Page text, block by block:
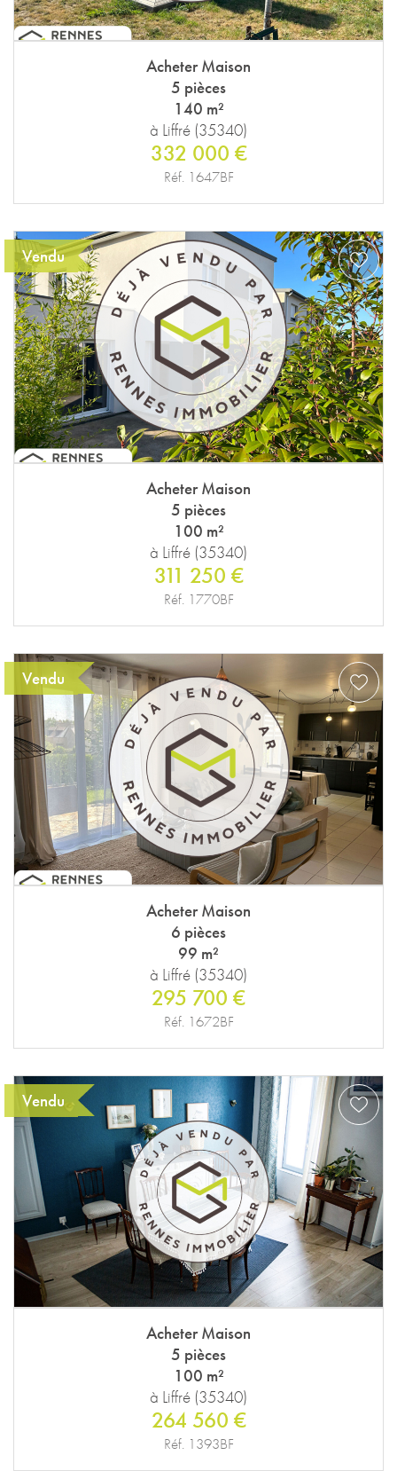
Acheter Maison
5 pièces
140 m²
à Liffré (35340)
332 000 €
Réf. 1647BF
Vendu
Acheter Maison
5 pièces
100 m²
à Liffré (35340)
311 250 €
Réf. 1770BF
Vendu
Acheter Maison
6 pièces
99 m²
à Liffré (35340)
295 700 €
Réf. 1672BF
Vendu
Acheter Maison
5 pièces
100 m²
à Liffré (35340)
264 560 €
Réf. 1393BF